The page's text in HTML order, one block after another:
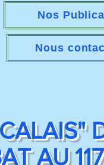
Nos
Nous
AU